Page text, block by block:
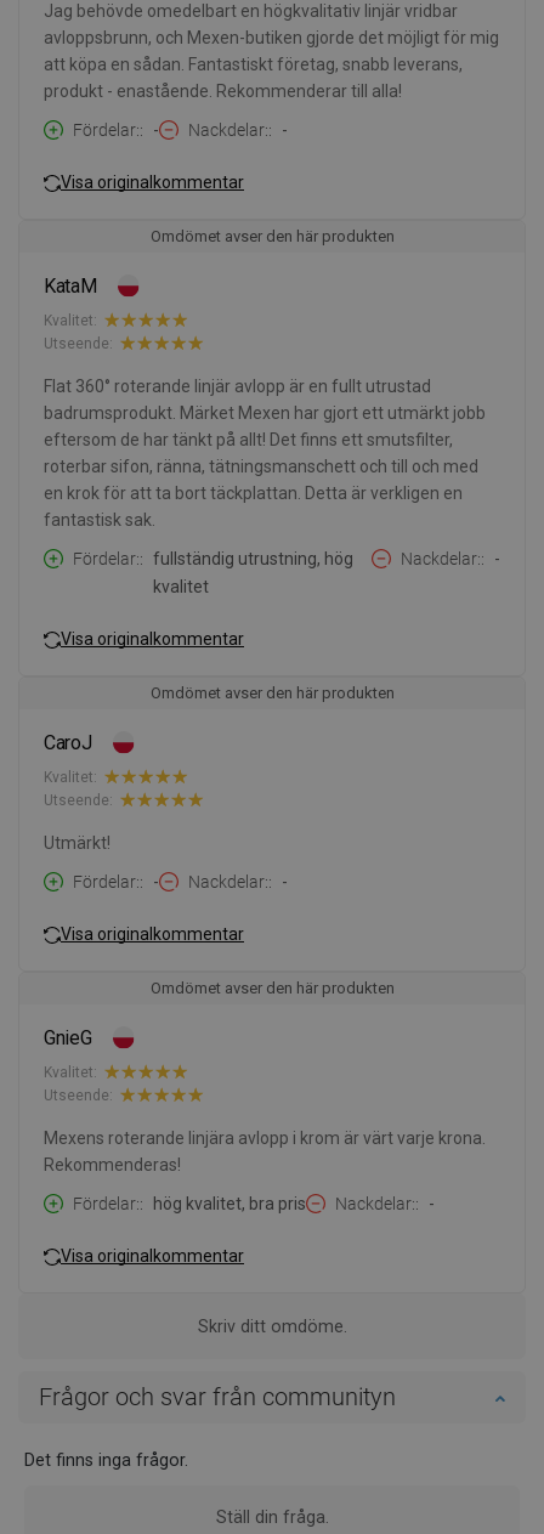
Jag behövde omedelbart en högkvalitativ linjär vridbar
avloppsbrunn, och Mexen-butiken gjorde det möjligt för mig
att köpa en sådan. Fantastiskt företag, snabb leverans,
produkt - enastående. Rekommenderar till alla!
Fördelar:
- Nackdelar: -
Visa originalkommentar
Omdömet avser den här produkten
KataM
Kvalitet:
Utseende:
Flat 360° roterande linjär avlopp är en fullt utrustad
badrumsprodukt. Märket Mexen har gjort ett utmärkt jobb
eftersom de har tänkt på allt! Det finns ett smutsfilter,
roterbar sifon, ränna, tätningsmanschett och till och med
en krok för att ta bort täckplattan. Detta är verkligen en
fantastisk sak.
Fördelar:
fullständig utrustning, hög
kvalitet
Nackdelar: -
Visa originalkommentar
Omdömet avser den här produkten
CaroJ
Kvalitet:
Utseende:
Utmärkt!
Fördelar:
- Nackdelar: -
Visa originalkommentar
Omdömet avser den här produkten
GnieG
Kvalitet:
Utseende:
Mexens roterande linjära avlopp i krom är värt varje krona.
Rekommenderas!
Fördelar:
hög kvalitet, bra pris Nackdelar: -
Visa originalkommentar
Skriv ditt omdöme.
Frågor och svar från communityn
Det finns inga frågor.
Ställ din fråga.